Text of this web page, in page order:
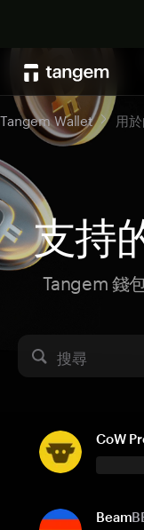
Tangem Wallet 用
支持
Tangem 錢
搜尋
CoW
發送/接收Beam